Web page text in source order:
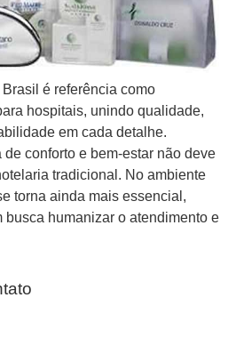
é referência como
hospitais, unindo qualidade,
em cada detalhe.
conforto e bem-estar não deve
tradicional. No ambiente
torna ainda mais essencial,
humanizar o atendimento e